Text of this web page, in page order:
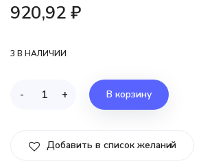
920,92 ₽
3 В НАЛИЧИИ
+
- В корзину
Добавить в список желаний